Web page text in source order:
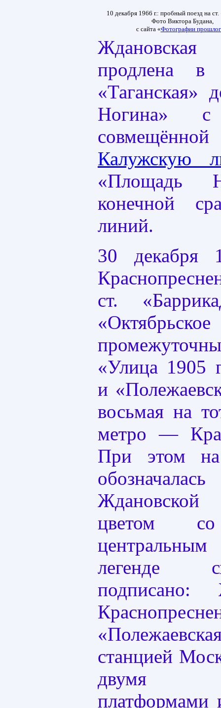
10 декабря 1966 г.: пробный поезд на
Фото Виктора Будана,
с сайта «Фотографии
продлена
«Таганская»
Ногина» с
Калужскую
«Площадь
конечной
линий.
30 декабря
ст.
«Улица 1905
и
восьмая на
метро —
При этом
цветом со
легенде
подписано:
станцией
двумя
платформами